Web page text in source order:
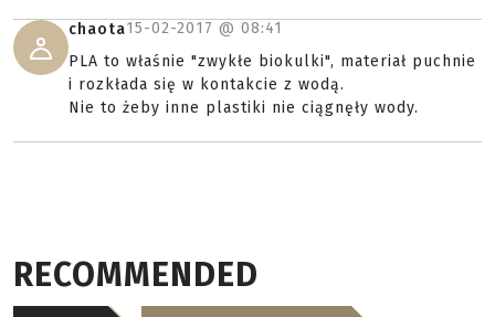
chaota15-02-2017 @ 08:41
PLA to właśnie "zwykłe biokulki", materiał puchnie
i rozkłada się w kontakcie z wodą.
Nie to żeby inne plastiki nie ciągnęły wody.
RECOMMENDED